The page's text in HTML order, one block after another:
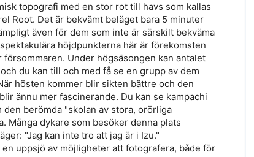
topografi med en stor rot till havs som kallas
Root. Det är bekvämt beläget bara 5 minuter
även för dem som inte är särskilt bekväma
höjdpunkterna här är förekomsten
Under högsäsongen kan antalet
du kan till och med få se en grupp av dem
hösten kommer blir sikten bättre och den
ännu mer fascinerande. Du kan se kampachi
berömda "skolan av stora, orörliga
Många dykare som besöker denna plats
"Jag kan inte tro att jag är i Izu."
uppsjö av möjligheter att fotografera, både för